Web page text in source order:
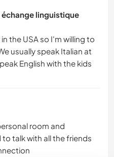
linguistique
the USA so I'm willing to
usually speak Italian at
room and
talk with all the friends